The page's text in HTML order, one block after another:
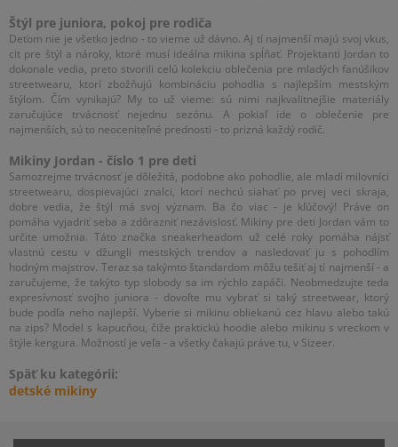
Štýl pre juniora, pokoj pre rodiča
Deťom nie je všetko jedno - to vieme už dávno. Aj tí najmenší majú svoj vkus,
cit pre štýl a nároky, ktoré musí ideálna mikina spĺňať. Projektanti Jordan to
dokonale vedia, preto stvorili celú kolekciu oblečenia pre mladých fanúšikov
streetwearu, ktorí zbožňujú kombináciu pohodlia s najlepším mestským
štýlom. Čím vynikajú? My to už vieme: sú nimi najkvalitnejšie materiály
zaručujúce trvácnosť nejednu sezónu. A pokiaľ ide o oblečenie pre
najmenších, sú to neoceniteľné prednosti - to prizná každý rodič.
Mikiny Jordan - číslo 1 pre deti
Samozrejme trvácnosť je dôležitá, podobne ako pohodlie, ale mladí milovníci
streetwearu, dospievajúci znalci, ktorí nechcú siahať po prvej veci skraja,
dobre vedia, že štýl má svoj význam. Ba čo viac - je kľúčový! Práve on
pomáha vyjadriť seba a zdôrazniť nezávislosť. Mikiny pre deti Jordan vám to
určite umožnia. Táto značka sneakerheadom už celé roky pomáha nájsť
vlastnú cestu v džungli mestských trendov a nasledovať ju s pohodlím
hodným majstrov. Teraz sa takýmto štandardom môžu tešiť aj tí najmenší - a
zaručujeme, že takýto typ slobody sa im rýchlo zapáči. Neobmedzujte teda
expresívnosť svojho juniora - dovoľte mu vybrať si taký streetwear, ktorý
bude podľa neho najlepší. Vyberie si mikinu obliekanú cez hlavu alebo takú
na zips? Model s kapucňou, čiže praktickú hoodie alebo mikinu s vreckom v
štýle kengura. Možností je veľa - a všetky čakajú práve tu, v Sizeer.
Späť ku kategórii:
detské mikiny